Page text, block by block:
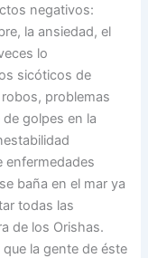
negativos:
la ansiedad, el
lo
sicóticos de
problemas
golpes en la
enfermedades
baña en el mar ya
todas las
de los Orishas.
la gente de éste